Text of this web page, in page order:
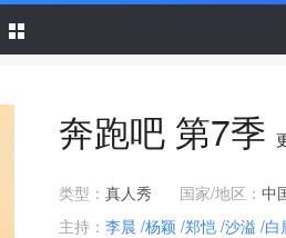
奔跑吧 第7季
类型： 真人秀 国家/地区： 中
主持： 李晨 /杨颖 /郑恺 /沙溢 /白